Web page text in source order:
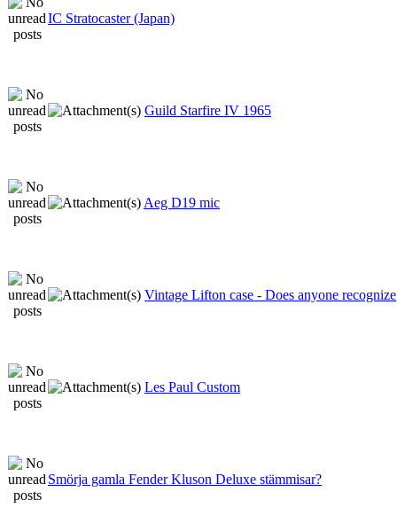
IC Stratocaster (Japan)
Guild Starfire IV 1965
Aeg D19 mic
Vintage Lifton case - Does anyone recognize
Les Paul Custom
Smörja gamla Fender Kluson Deluxe stämmisar?